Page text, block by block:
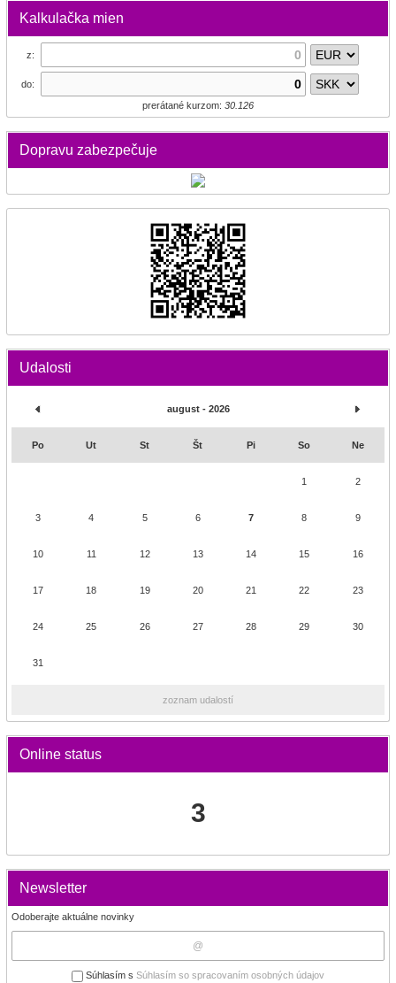
Kalkulačka mien
z:
do:
prerátané kurzom: 30.126
Dopravu zabezpečuje
Udalosti
august - 2026
Po Ut St Št Pi So Ne
1 2
3 4 5 6 7 8 9
10 11 12 13 14 15 16
17 18 19 20 21 22 23
24 25 26 27 28 29 30
31
zoznam udalostí
Online status
3
Newsletter
Odoberajte aktuálne novinky
Súhlasím s Súhlasím so spracovaním osobných údajov